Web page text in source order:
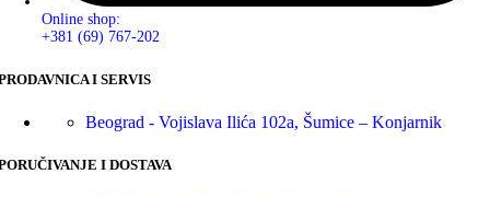
Online shop:
+381 (69) 767-202
I SERVIS
Beograd - Vojislava Ilića 102a, Šumice – Konjarnik
I DOSTAVA